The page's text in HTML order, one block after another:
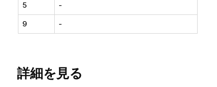
5 -
9 -
詳細を見る